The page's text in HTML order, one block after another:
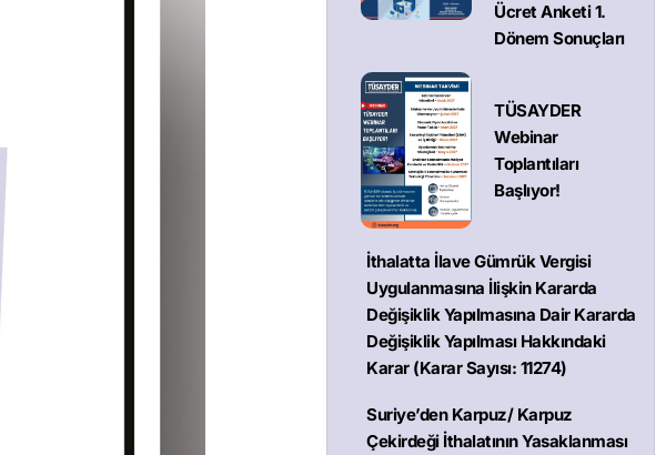
Ücret Anketi 1.
Dönem Sonuçları
TÜSAYDER
Webinar
Toplantıları
Başlıyor!
İthalatta İlave Gümrük Vergisi
Uygulanmasına İlişkin Kararda
Değişiklik Yapılmasına Dair Kararda
Değişiklik Yapılması Hakkındaki
Karar (Karar Sayısı: 11274)
Suriye’den Karpuz/ Karpuz
Çekirdeği İthalatının Yasaklanması